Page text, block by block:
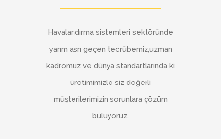
Havalandırma sistemleri sektöründe
yarım asrı geçen tecrübemiz,uzman
kadromuz ve dünya standartlarında ki
üretimimizle siz değerli
müşterilerimizin sorunlara çözüm
buluyoruz.